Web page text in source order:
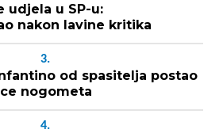
udjela u SP-u:
nakon lavine kritika
3.
od spasitelja postao
nogometa
4.